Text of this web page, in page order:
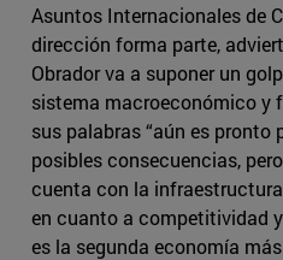
Asuntos Internacionales de
dirección forma parte,
Obrador va a suponer un
sistema macroeconómico y
sus palabras “aún es pronto
posibles consecuencias,
cuenta con la
en cuanto a competitividad
es la segunda economía